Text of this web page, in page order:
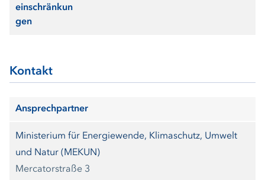
einschränkun
gen
Kontakt
Ansprechpartner
Ministerium für Energiewende, Klimaschutz, Umwelt
und Natur (MEKUN)
Mercatorstraße 3